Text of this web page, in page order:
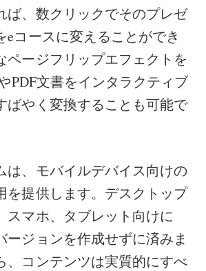
ば、数クリックでそのプレゼ
eコースに変えることができ
ページフリップエフェクトを
PDF文書をインタラクティブ
ばやく変換することも可能で
は、モバイルデバイス向けの
を提供します。デスクトップ
スマホ、タブレット向けに
ージョンを作成せずに済みま
、コンテンツは実質的にすべ